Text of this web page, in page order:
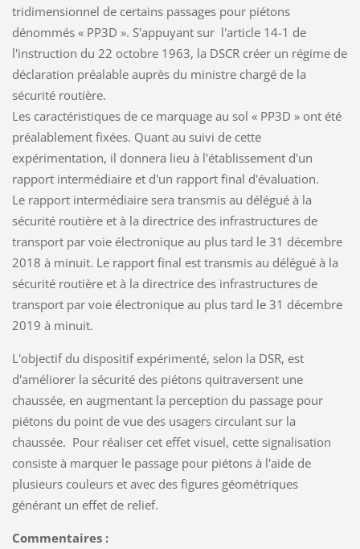
tridimensionnel de certains passages pour piétons
dénommés « PP3D ». S'appuyant sur l'article 14-1 de
l'instruction du 22 octobre 1963, la DSCR créer un régime de
déclaration préalable auprès du ministre chargé de la
sécurité routière.
Les caractéristiques de ce marquage au sol « PP3D » ont été
préalablement fixées. Quant au suivi de cette
expérimentation, il donnera lieu à l'établissement d'un
rapport intermédiaire et d'un rapport final d'évaluation.
Le rapport intermédiaire sera transmis au délégué à la
sécurité routière et à la directrice des infrastructures de
transport par voie électronique au plus tard le 31 décembre
2018 à minuit. Le rapport final est transmis au délégué à la
sécurité routière et à la directrice des infrastructures de
transport par voie électronique au plus tard le 31 décembre
2019 à minuit.
L'objectif du dispositif expérimenté, selon la DSR, est
d'améliorer la sécurité des piétons quitraversent une
chaussée, en augmentant la perception du passage pour
piétons du point de vue des usagers circulant sur la
chaussée. Pour réaliser cet effet visuel, cette signalisation
consiste à marquer le passage pour piétons à l'aide de
plusieurs couleurs et avec des figures géométriques
générant un effet de relief.
Commentaires :